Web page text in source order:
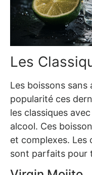
Les
Les boissons
popularité ces
les classiques
alcool. Ces
et complexes. Les
sont parfaits pour